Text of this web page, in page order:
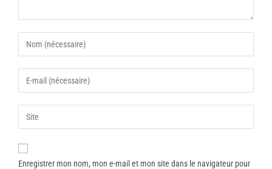
Enregistrer mon nom, mon e-mail et mon site dans le navigateur pour